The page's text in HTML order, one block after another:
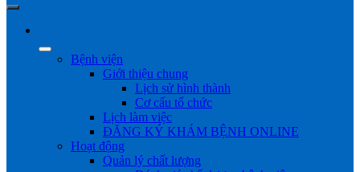
Bệnh viện
Giới thiệu chung
Lịch sử hình thành
Cơ cấu tổ chức
Lịch làm việc
ĐĂNG KÝ KHÁM BỆNH ONLINE
Hoạt động
Quản lý chất lượng